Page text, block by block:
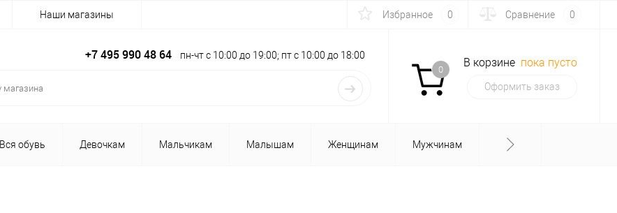
Наши магазины Избранное 0 Сравнение 0
+7 495 990 48 64 пн-чт с 10:00 до 19:00; пт с 10:00 до 18:00
0
В корзине пока пусто
Оформить заказ
Вся обувь Девочкам Мальчикам Малышам Женщинам Мужчинам